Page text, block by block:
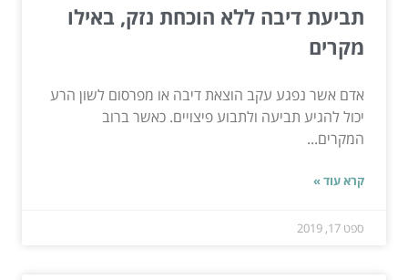
תביעת דיבה ללא הוכחת נזק, באילו
מקרים
אדם אשר נפגע עקב הוצאת דיבה או מפרסום לשון הרע
יכול להגיע תביעה ולתבוע פיצויים. כאשר ברוב
המקרים...
קרא עוד »
ספט 17, 2019